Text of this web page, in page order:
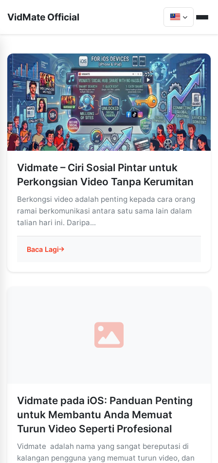
VidMate Official
Vidmate – Ciri Sosial Pintar untuk
Perkongsian Video Tanpa Kerumitan
Berkongsi video adalah penting kepada cara orang
ramai berkomunikasi antara satu sama lain dalam
talian hari ini. Daripa...
Baca Lagi
Vidmate pada iOS: Panduan Penting
untuk Membantu Anda Memuat
Turun Video Seperti Profesional
Vidmate adalah nama yang sangat bereputasi di
kalangan pengguna yang memuat turun video, dan